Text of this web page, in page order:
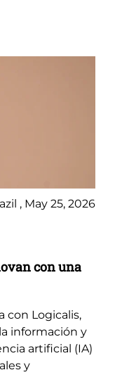
, May 25, 2026
con una
con Logicalis,
información y
artificial (IA)
y